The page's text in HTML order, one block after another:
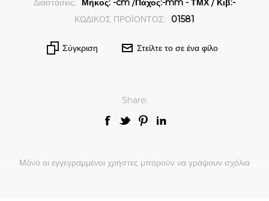
Διαστάσεις:
Μήκος: -cm /Πάχος:-mm - ΤΜΧ / Κιβ:-
ΚΩΔΙΚΟΣ ΠΡΟΪΟΝΤΟΣ:
01581
Σύγκριση Στείλτε το σε ένα φίλο
Share:
Μόνο οι εγγεγραμμένοι χρήστες μπορούν να γράψουν σχόλια